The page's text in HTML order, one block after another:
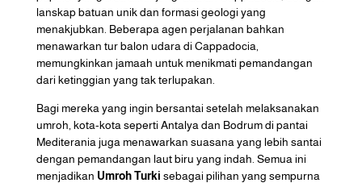
lanskap batuan unik dan formasi geologi yang
menakjubkan. Beberapa agen perjalanan bahkan
menawarkan tur balon udara di Cappadocia,
memungkinkan jamaah untuk menikmati pemandangan
dari ketinggian yang tak terlupakan.
Bagi mereka yang ingin bersantai setelah melaksanakan
umroh, kota-kota seperti Antalya dan Bodrum di pantai
Mediterania juga menawarkan suasana yang lebih santai
dengan pemandangan laut biru yang indah. Semua ini
menjadikan Umroh Turki sebagai pilihan yang sempurna